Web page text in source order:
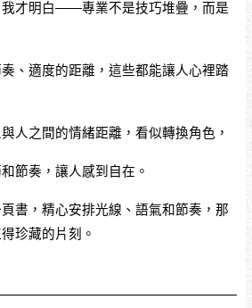
我才明白——專業不是技巧堆疊，而是
、適度的距離，這些都能讓人心裡踏
人之間的情緒距離，看似轉換角色，
節奏，讓人感到自在。
書，精心安排光線、語氣和節奏，那
珍藏的片刻。